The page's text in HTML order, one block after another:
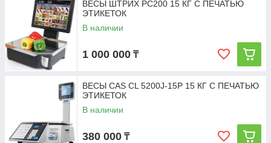
ВЕСЫ ШТРИХ PC200 15 КГ С ПЕЧАТЬЮ
ЭТИКЕТОК
В наличии
1 000 000 ₸
ВЕСЫ CAS CL 5200J-15P 15 КГ С ПЕЧАТЬЮ
ЭТИКЕТОК
В наличии
380 000 ₸